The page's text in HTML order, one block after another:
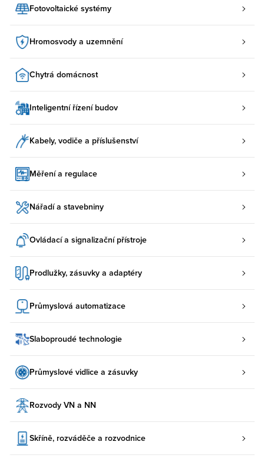
Fotovoltaické systémy
Hromosvody a uzemnění
Chytrá domácnost
Inteligentní řízení budov
Kabely, vodiče a příslušenství
Měření a regulace
Nářadí a stavebniny
Ovládací a signalizační přístroje
Prodlužky, zásuvky a adaptéry
Průmyslová automatizace
Slaboproudé technologie
Průmyslové vidlice a zásuvky
Rozvody VN a NN
Skříně, rozváděče a rozvodnice